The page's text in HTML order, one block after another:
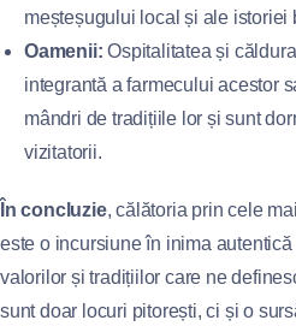
meșteșugului local și ale istoriei
Oamenii: Ospitalitatea și
integrantă a farmecului acestor
mândri de tradițiile lor și sunt
vizitatorii.
În concluzie, călătoria prin cele
este o incursiune în inima
valorilor și tradițiilor care ne
sunt doar locuri pitorești, ci și o